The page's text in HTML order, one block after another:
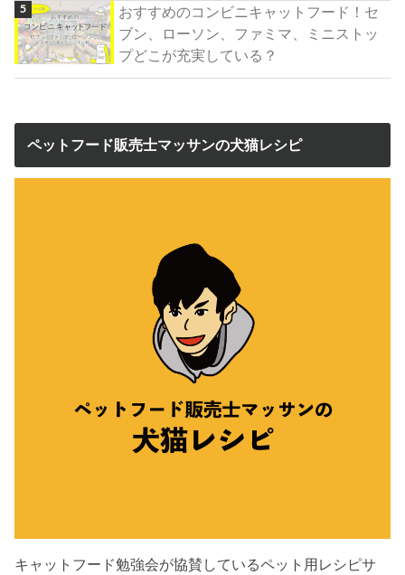
おすすめのコンビニキャットフード！セ
ブン、ローソン、ファミマ、ミニストッ
プどこが充実している？
ペットフード販売士マッサンの犬猫レシピ
キャットフード勉強会が協賛しているペット用レシピサ